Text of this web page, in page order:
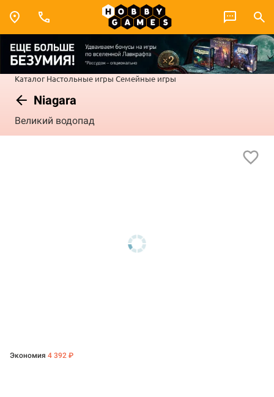
Каталог Настольные игры Семейные игры
Niagara
Великий водопад
Экономия 4 392 ₽